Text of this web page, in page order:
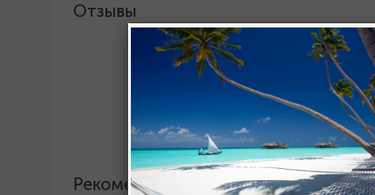
Отзывы
Хотите оставить
Поставьте
Рекомендации